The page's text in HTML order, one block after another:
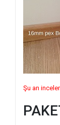
Şu an